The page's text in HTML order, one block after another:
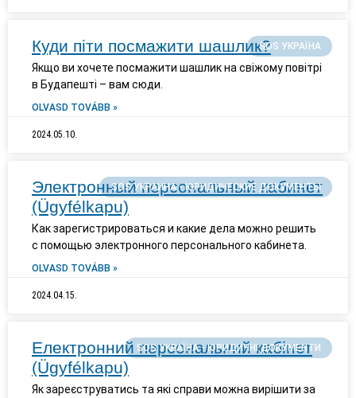
SOS УКРАЇНА
Куди піти посмажити шашлик?
Якщо ви хочете посмажити шашлик на свіжому повітрі
в Будапешті – вам сюди.
OLVASD TOVÁBB »
2024.05.10.
SOS УКРАИНА - ЮРИДИЧЕСКИЕ ДОКУМЕНТЫ
Электронный персональный кабинет
(Ügyfélkapu)
Как зарегистрироваться и какие дела можно решить
с помощью электронного персонального кабинета.
OLVASD TOVÁBB »
2024.04.15.
SOS УКРАЇНА - ЮРИДИЧНІ ДОКУМЕНТИ
Електронний персональний кабінет
(Ügyfélkapu)
Як зареєструватись та які справи можна вирішити за